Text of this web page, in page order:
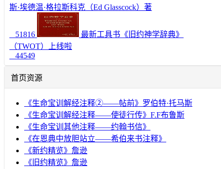
斯·埃德温·格拉斯科克（Ed Glasscock）著
51816
最新工具书《旧约神学辞典》
（TWOT）上线啦
44549
首页资源
《生命宝训解经注释②——帖前》罗伯特·托马斯
《生命宝训解经注释——使徒行传》F.F布鲁斯
《生命宝训其他注释——约翰书信》
《在恩典中放胆站立——希伯来书注释》
《新约精览》詹逊
《旧约精览》詹逊